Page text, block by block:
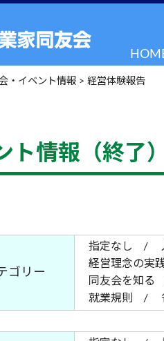
・イベント情報 > 経営体験報告
ト情報（終了）
ゴリー
指定なし
経営理念の実
同友会を知る
就業規則